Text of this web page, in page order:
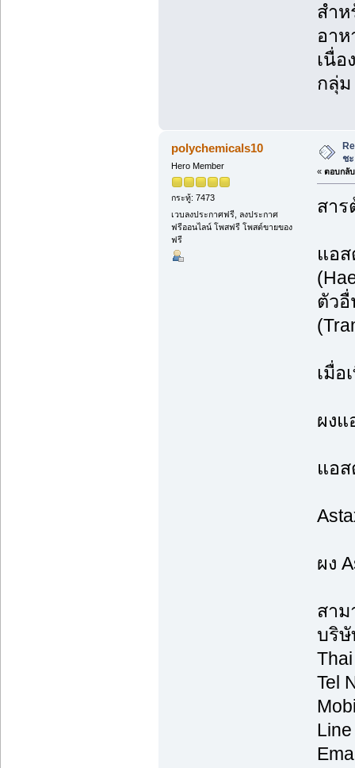
สำ
อาห
เนื่
กลุ่ม
polychemicals10
Hero Member
กระทู้: 7473
เวบลงประกาศฟรี, ลงประกาศ
ฟรีออนไลน์ โพสฟรี โพสต์ขายของ
ฟรี
ช
« ตอบกลั
สา
แอ
ตัวอื่
เมื่
ผงแ
แอส
ผง
สา
บริ
Tel